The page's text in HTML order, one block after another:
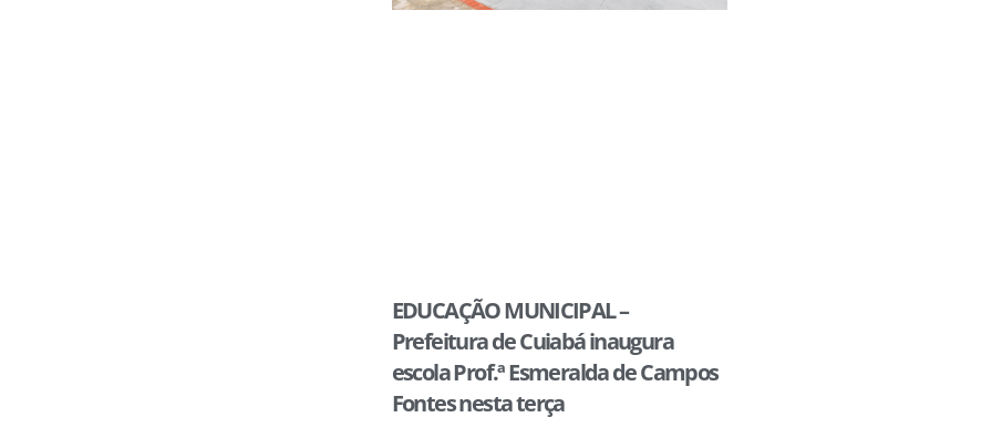
EDUCAÇÃO MUNICIPAL –
Prefeitura de Cuiabá inaugura
escola Prof.ª Esmeralda de Campos
Fontes nesta terça